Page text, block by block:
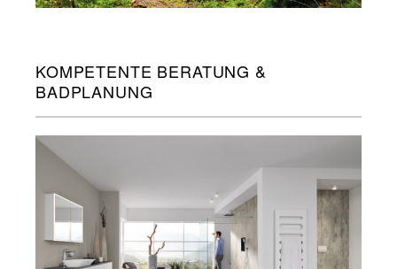
KOMPETENTE BERATUNG &
BADPLANUNG